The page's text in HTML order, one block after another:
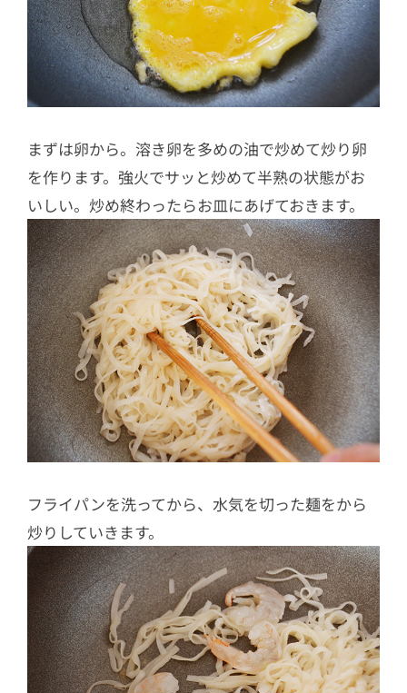
まずは卵から。溶き卵を多めの油で炒めて炒り卵
を作ります。強火でサッと炒めて半熟の状態がお
いしい。炒め終わったらお皿にあげておきます。
フライパンを洗ってから、水気を切った麺をから
炒りしていきます。